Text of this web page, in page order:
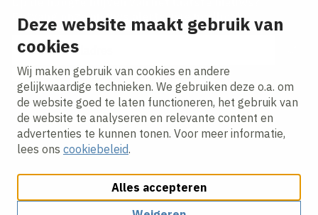
Deze website maakt gebruik van
cookies
Wij maken gebruik van cookies en andere
gelijkwaardige technieken. We gebruiken deze o.a. om
de website goed te laten functioneren, het gebruik van
de website te analyseren en relevante content en
advertenties te kunnen tonen. Voor meer informatie,
lees ons cookiebeleid.
Alles accepteren
Ontvang onze nieuws alerts in je mailbox!
E-mailadres
Ik ga akkoord met hetprivacy statement.
Cookies aanpassenCookie beleidPrivacy policy